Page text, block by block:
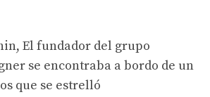
El fundador del grupo
se encontraba a bordo de un
que se estrelló